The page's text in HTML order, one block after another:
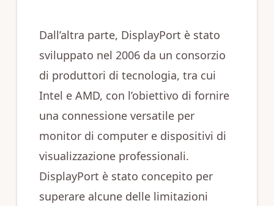
Dall’altra parte, DisplayPort è stato
sviluppato nel 2006 da un consorzio
di produttori di tecnologia, tra cui
Intel e AMD, con l’obiettivo di fornire
una connessione versatile per
monitor di computer e dispositivi di
visualizzazione professionali.
DisplayPort è stato concepito per
superare alcune delle limitazioni